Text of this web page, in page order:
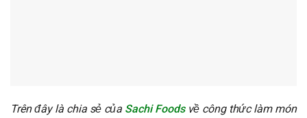
Trên đây là chia sẻ của Sachi Foodsvề công thức làm món